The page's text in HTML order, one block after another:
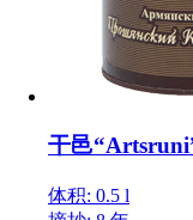
干邑
体积: 0.5 l